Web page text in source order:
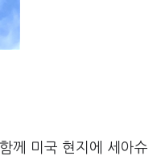
께 미국 현지에 세아슈